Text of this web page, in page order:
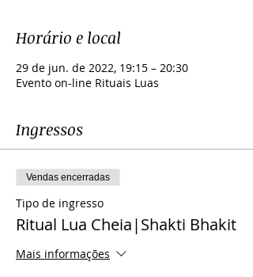
Horário e local
29 de jun. de 2022, 19:15 – 20:30
Evento on-line Rituais Luas
Ingressos
Vendas encerradas
Tipo de ingresso
Ritual Lua Cheia|Shakti Bhakit
Mais informações